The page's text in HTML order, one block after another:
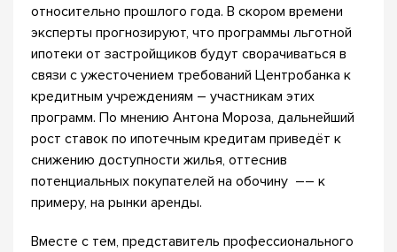
относительно прошлого года. В скором времени
эксперты прогнозируют, что программы льготной
ипотеки от застройщиков будут сворачиваться в
связи с ужесточением требований Центробанка к
кредитным учреждениям – участникам этих
программ. По мнению Антона Мороза, дальнейший
рост ставок по ипотечным кредитам приведёт к
снижению доступности жилья, оттеснив
потенциальных покупателей на обочину –– к
примеру, на рынки аренды.
Вместе с тем, представитель профессионального